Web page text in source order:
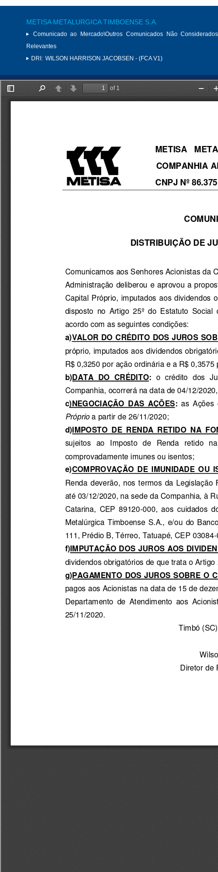
METISA METALURGICA TIMBOENSE S.A.
Comunicado ao Mercado\Outros Comunicados Não
Relevantes
DRI: WILSON HARRISON JACOBSEN - (FCA V1)